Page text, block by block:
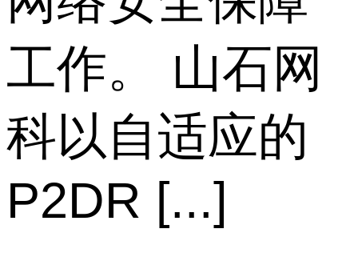
工作。 山石网
科以自适应的
P2DR [...]